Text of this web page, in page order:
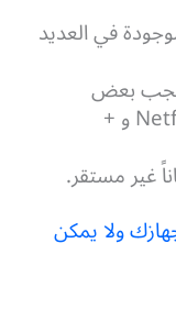
في العديد
حجب بعض
خدمات البث المباشر مثل Netflix و +
غير مستقر.
ولا يمكن